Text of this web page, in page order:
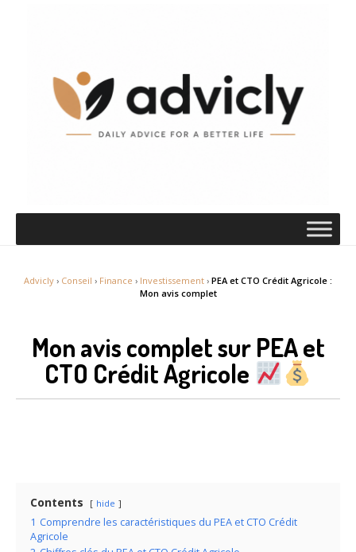
Advicly › Conseil › Finance › Investissement › PEA et CTO Crédit Agricole :
Mon avis complet
Mon avis complet sur PEA et
CTO Crédit Agricole
Contents hide
1 Comprendre les caractéristiques du PEA et CTO Crédit
Agricole